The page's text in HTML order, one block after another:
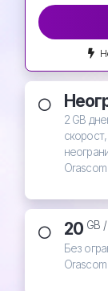
2 GB
20 GB /
Без